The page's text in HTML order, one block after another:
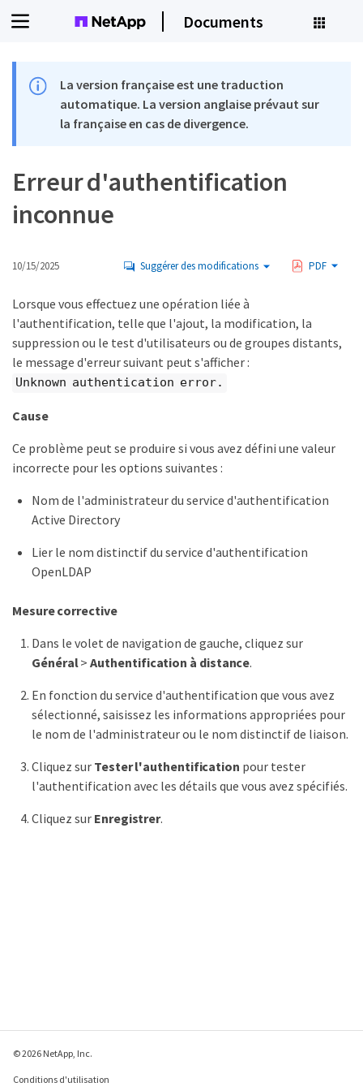
Documents
La version française est une traduction
automatique. La version anglaise prévaut sur
la française en cas de divergence.
Erreur d'authentification
inconnue
10/15/2025 Suggérer des modifications PDF
Lorsque vous effectuez une opération liée à
l'authentification, telle que l'ajout, la modification, la
suppression ou le test d'utilisateurs ou de groupes distants,
le message d'erreur suivant peut s'afficher :
Unknown authentication error.
Cause
Ce problème peut se produire si vous avez défini une valeur
incorrecte pour les options suivantes :
Nom de l'administrateur du service d'authentification
Active Directory
Lier le nom distinctif du service d'authentification
OpenLDAP
Mesure corrective
Dans le volet de navigation de gauche, cliquez sur
Général>Authentification à distance.
En fonction du service d'authentification que vous avez
sélectionné, saisissez les informations appropriées pour
le nom de l'administrateur ou le nom distinctif de liaison.
Cliquez sur Tester l'authentification pour tester
l'authentification avec les détails que vous avez spécifiés.
Cliquez sur Enregistrer.
© 2026 NetApp, Inc.
Conditions d'utilisation